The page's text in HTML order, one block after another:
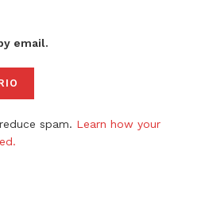
email.
spam. Learn how your